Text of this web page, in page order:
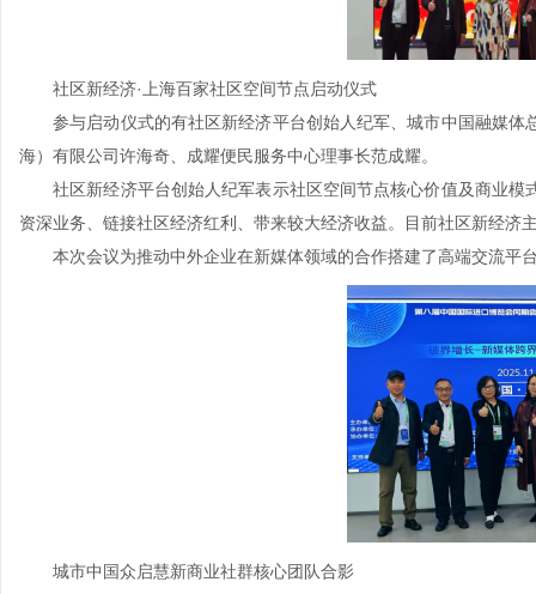
社区新经济·上海百家社区空间节点启动仪式
参与启动仪式的有社区新经济平台创始人纪军、城市中国融媒体
海）有限公司许海奇、成耀便民服务中心理事长范成耀。
社区新经济平台创始人纪军表示社区空间节点核心价值及商业模
资深业务、链接社区经济红利、带来较大经济收益。目前社区新经济
本次会议为推动中外企业在新媒体领域的合作搭建了高端交流平
城市中国众启慧新商业社群核心团队合影